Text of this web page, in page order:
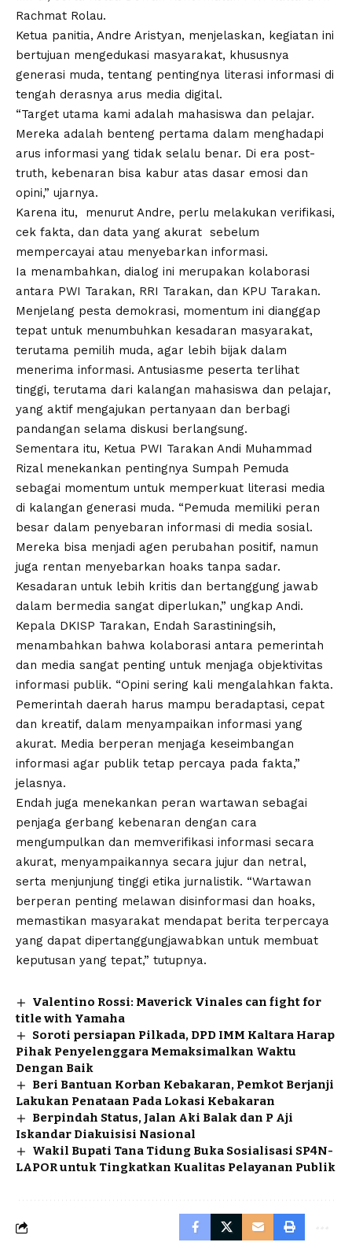
Rachmat Rolau.
Ketua panitia, Andre Aristyan, menjelaskan, kegiatan ini
bertujuan mengedukasi masyarakat, khususnya
generasi muda, tentang pentingnya literasi informasi di
tengah derasnya arus media digital.
“Target utama kami adalah mahasiswa dan pelajar.
Mereka adalah benteng pertama dalam menghadapi
arus informasi yang tidak selalu benar. Di era post-
truth, kebenaran bisa kabur atas dasar emosi dan
opini,” ujarnya.
Karena itu, menurut Andre, perlu melakukan verifikasi,
cek fakta, dan data yang akurat sebelum
mempercayai atau menyebarkan informasi.
Ia menambahkan, dialog ini merupakan kolaborasi
antara PWI Tarakan, RRI Tarakan, dan KPU Tarakan.
Menjelang pesta demokrasi, momentum ini dianggap
tepat untuk menumbuhkan kesadaran masyarakat,
terutama pemilih muda, agar lebih bijak dalam
menerima informasi. Antusiasme peserta terlihat
tinggi, terutama dari kalangan mahasiswa dan pelajar,
yang aktif mengajukan pertanyaan dan berbagi
pandangan selama diskusi berlangsung.
Sementara itu, Ketua PWI Tarakan Andi Muhammad
Rizal menekankan pentingnya Sumpah Pemuda
sebagai momentum untuk memperkuat literasi media
di kalangan generasi muda. “Pemuda memiliki peran
besar dalam penyebaran informasi di media sosial.
Mereka bisa menjadi agen perubahan positif, namun
juga rentan menyebarkan hoaks tanpa sadar.
Kesadaran untuk lebih kritis dan bertanggung jawab
dalam bermedia sangat diperlukan,” ungkap Andi.
Kepala DKISP Tarakan, Endah Sarastiningsih,
menambahkan bahwa kolaborasi antara pemerintah
dan media sangat penting untuk menjaga objektivitas
informasi publik. “Opini sering kali mengalahkan fakta.
Pemerintah daerah harus mampu beradaptasi, cepat
dan kreatif, dalam menyampaikan informasi yang
akurat. Media berperan menjaga keseimbangan
informasi agar publik tetap percaya pada fakta,”
jelasnya.
Endah juga menekankan peran wartawan sebagai
penjaga gerbang kebenaran dengan cara
mengumpulkan dan memverifikasi informasi secara
akurat, menyampaikannya secara jujur dan netral,
serta menjunjung tinggi etika jurnalistik. “Wartawan
berperan penting melawan disinformasi dan hoaks,
memastikan masyarakat mendapat berita terpercaya
yang dapat dipertanggungjawabkan untuk membuat
keputusan yang tepat,” tutupnya.
Valentino Rossi: Maverick Vinales can fight for
title with Yamaha
Soroti persiapan Pilkada, DPD IMM Kaltara Harap
Pihak Penyelenggara Memaksimalkan Waktu
Dengan Baik
Beri Bantuan Korban Kebakaran, Pemkot Berjanji
Lakukan Penataan Pada Lokasi Kebakaran
Berpindah Status, Jalan Aki Balak dan P Aji
Iskandar Diakuisisi Nasional
Wakil Bupati Tana Tidung Buka Sosialisasi SP4N-
LAPOR untuk Tingkatkan Kualitas Pelayanan Publik